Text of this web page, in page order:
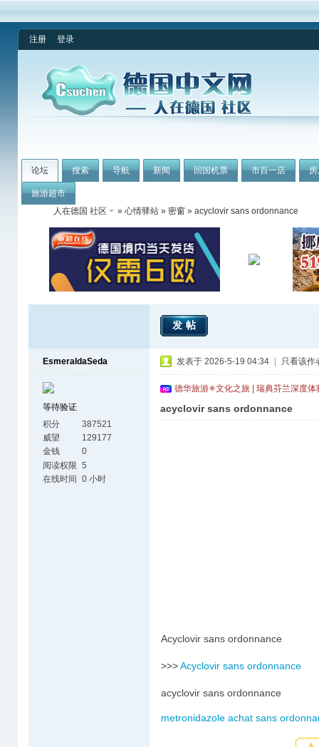
注册 登录
论坛 搜索 导航 新闻 回国机票 市百一店
旅游超市
人在德国 社区
» 心情驿站 » 密窗 » acyclovir sans ordonnance
发帖
EsmeraldaSeda
等待验证
积分
387521
威望
129177
金钱
0
阅读权限 5
在线时间 0 小时
发表于 2026-5-19 04:34 只看该作
德华旅游✳文化之旅 | 瑞典芬兰深度
acyclovir sans ordonnance
Acyclovir sans ordonnance
>>>Acyclovir sans ordonnance
acyclovir sans ordonnance
metronidazole achat sans